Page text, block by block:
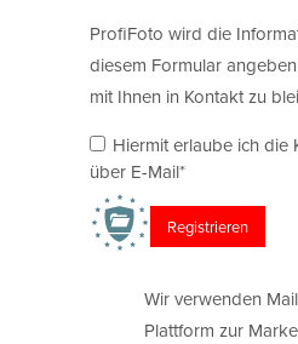
ProfiFoto wird die
diesem Formular
mit Ihnen in Kontakt zu
Hiermit erlaube ich die
über E-Mail*
Wir verwenden
Plattform zur